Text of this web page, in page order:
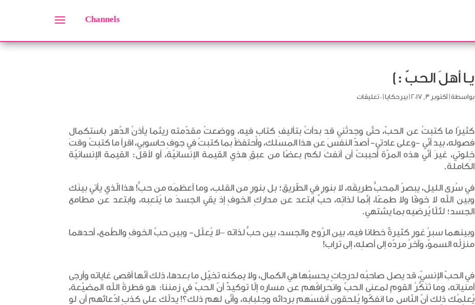
Channels
يـا أهلَ الحبّ :)
بواسطة أكتوبر 3, 2017 بيرحكايا| 0 تعليقات
كثيرًا ما كتبتُ عن الحبّ، حتّى وجدتُني قد بدأتُ بتأليفِ كتابٍ فيه، ووضعتُ مقدّمته ريثما يأذنُ الدّهر باستكمال
فصوله، بيد أنّي -وعلى عادتي- أصدّ النفسَ عن هذا المسلك، وأحتفظُ بما كتبتُ في جوفِ حاسوبي، اقرأ ما كتبتُ وقتَ
خِلوتي، غيرَ أنّي هذه المرّة أحببتُ أن أنفثَ لكم بعضًا من عبقِ هذي القيمة الإنسانيّة، أو لأقل: القيمة الإنسانيّة
الكاملة.
في سُرى الليل، يبصرُ المحبُّ طريقَه، لا بنورٍ في الطّريق؛ بل بنورٍ من القلب، وما أعظمَه من حبٍّ! هذا الّذي يأتي بينَك
وبين الله لا خوفًا ولا طمعًا، إنّما لذاتِه، حبٌ ابتعد عن مداركِ الخوفِ إذ يقي الجسدَ ما يُتعِبه، وابتعد عن مطامع
الجسد؛ لئلّا يُرضيه بما يشتهي.
وبينهما سبرُ غورٍ كثيرةٌ خطانا فيه، بين الرّوح والجسد، بين حبٍّ لذاته –لا يُعلّل- وبين حبّ الخوفِ والطّمع، أحدهما
منزلُه السموّ، وآخرُ مردّه إلى أصلِه، إلى تراب!
في الحبّ الإنسيّ، قد يصل صاحبُه لدرجاتٍ يحسبُها هي الكمال، ولا يمكنه تخيّل ما بعدها، ذلك أنّها أقصى غاياته وأرجى
أمنياته، وما تَنَكُّرُ القومِ لمعنى الحبّ وانحرافُهم عن مساره إلّا توكيدٌ أنّ الحبّ في زمننا: هو فطرةُ الله المضيّعة،
يُعلِمُك ذلك أنّ النّاس ما انفكّوا يُلحقون أنفسَهم بردائه وجلبابه، وأنّى لهم ذلك؟! يدلّك على كذبِ ادّعائهم أن لو